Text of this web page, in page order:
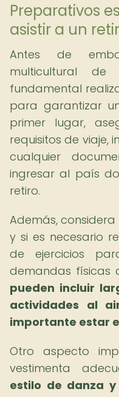
Preparativos
asistir a un
Antes de
multicultural de
fundamental
para garantizar
primer lugar,
requisitos de viaje,
cualquier
ingresar al país
retiro.
Además,
y si es necesario
de ejercicios
demandas físicas
pueden incluir
actividades al
importante estar
Otro aspecto
vestimenta
estilo de danza